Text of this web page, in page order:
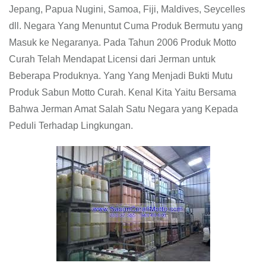
Jepang, Papua Nugini, Samoa, Fiji, Maldives, Seycelles
dll. Negara Yang Menuntut Cuma Produk Bermutu yang
Masuk ke Negaranya. Pada Tahun 2006 Produk Motto
Curah Telah Mendapat Licensi dari Jerman untuk
Beberapa Produknya. Yang Yang Menjadi Bukti Mutu
Produk Sabun Motto Curah. Kenal Kita Yaitu Bersama
Bahwa Jerman Amat Salah Satu Negara yang Kepada
Peduli Terhadap Lingkungan.